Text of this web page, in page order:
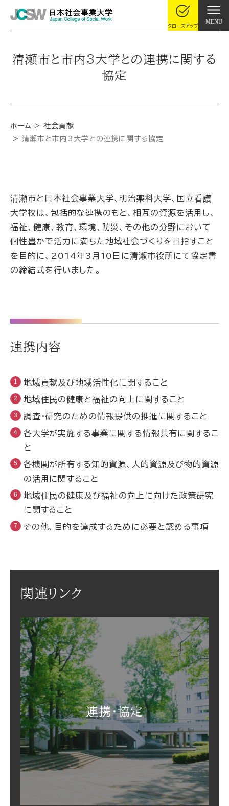
クローズアップ
MENU
清瀬市と市内3大学との連携に関する
協定
ホーム
社会貢献
清瀬市と市内3大学との連携に関する協定
清瀬市と日本社会事業大学、明治薬科大学、国立看護
大学校は、包括的な連携のもと、相互の資源を活用し、
福祉、健康、教育、環境、防災、その他の分野において
個性豊かで活力に満ちた地域社会づくりを目指すこと
を目的に、2014年3月10日に清瀬市役所にて協定書
の締結式を行いました。
連携内容
地域貢献及び地域活性化に関すること
地域住民の健康と福祉の向上に関すること
調査・研究のための情報提供の推進に関すること
各大学が実施する事業に関する情報共有に関するこ
と
各機関が所有する知的資源、人的資源及び物的資源
の活用に関すること
地域住民の健康及び福祉の向上に向けた政策研究
に関すること
その他、目的を達成するために必要と認める事項
関連リンク
連携・協定